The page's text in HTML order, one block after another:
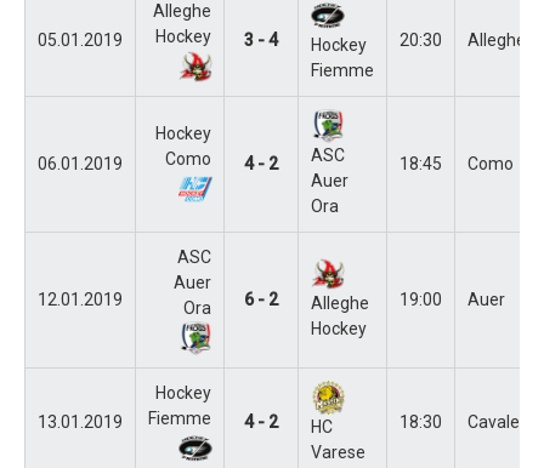
05.01.2019
Alleghe
Hockey
3 - 4
Hockey
Fiemme
20:30 Alleghe
06.01.2019
Hockey
Como
4 - 2
ASC
Auer
Ora
18:45 Como
12.01.2019
ASC
Auer
Ora
6 - 2
Alleghe
Hockey
19:00 Auer
13.01.2019
Hockey
Fiemme
4 - 2
HC
Varese
18:30 Cavalese